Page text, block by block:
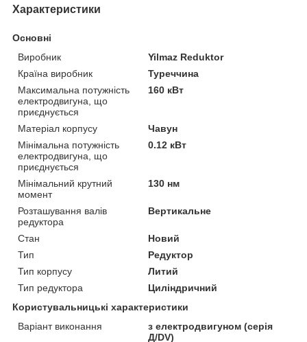
Характеристики
Основні
Виробник
Yilmaz Reduktor
Країна виробник
Туреччина
Максимальна потужність
електродвигуна, що
приєднується
160 кВт
Матеріал корпусу
Чавун
Мінімальна потужність
електродвигуна, що
приєднується
0.12 кВт
Мінімальний крутний
момент
130 нм
Розташування валів
редуктора
Вертикальне
Стан
Новий
Тип
Редуктор
Тип корпусу
Литий
Тип редуктора
Циліндричний
Користувальницькі характеристики
Варіант виконання
з електродвигуном (серія
Д/DV)